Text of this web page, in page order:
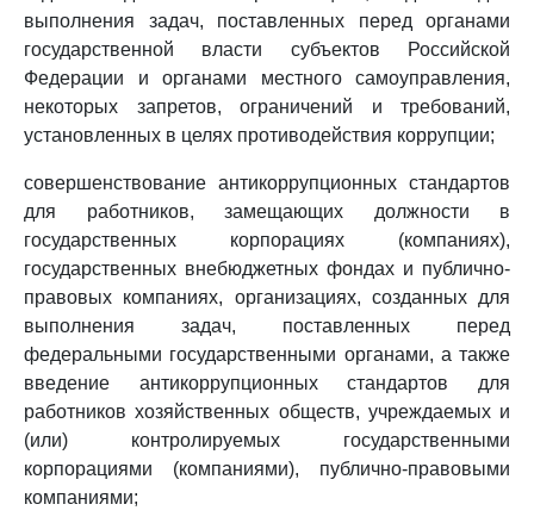
выполнения задач, поставленных перед органами
государственной власти субъектов Российской
Федерации и органами местного самоуправления,
некоторых запретов, ограничений и требований,
установленных в целях противодействия коррупции;
совершенствование антикоррупционных стандартов
для работников, замещающих должности в
государственных корпорациях (компаниях),
государственных внебюджетных фондах и публично-
правовых компаниях, организациях, созданных для
выполнения задач, поставленных перед
федеральными государственными органами, а также
введение антикоррупционных стандартов для
работников хозяйственных обществ, учреждаемых и
(или) контролируемых государственными
корпорациями (компаниями), публично-правовыми
компаниями;